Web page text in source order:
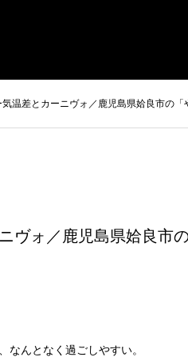
気温差とカーニヴォ／鹿児島県姶良市の「
ヴォ／鹿児島県姶良市
なんとなく過ごしやすい。